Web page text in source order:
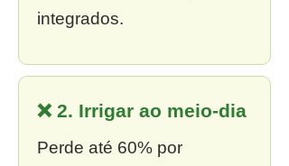
integrados.
❌ 2. Irrigar ao meio-dia
Perde até 60% por